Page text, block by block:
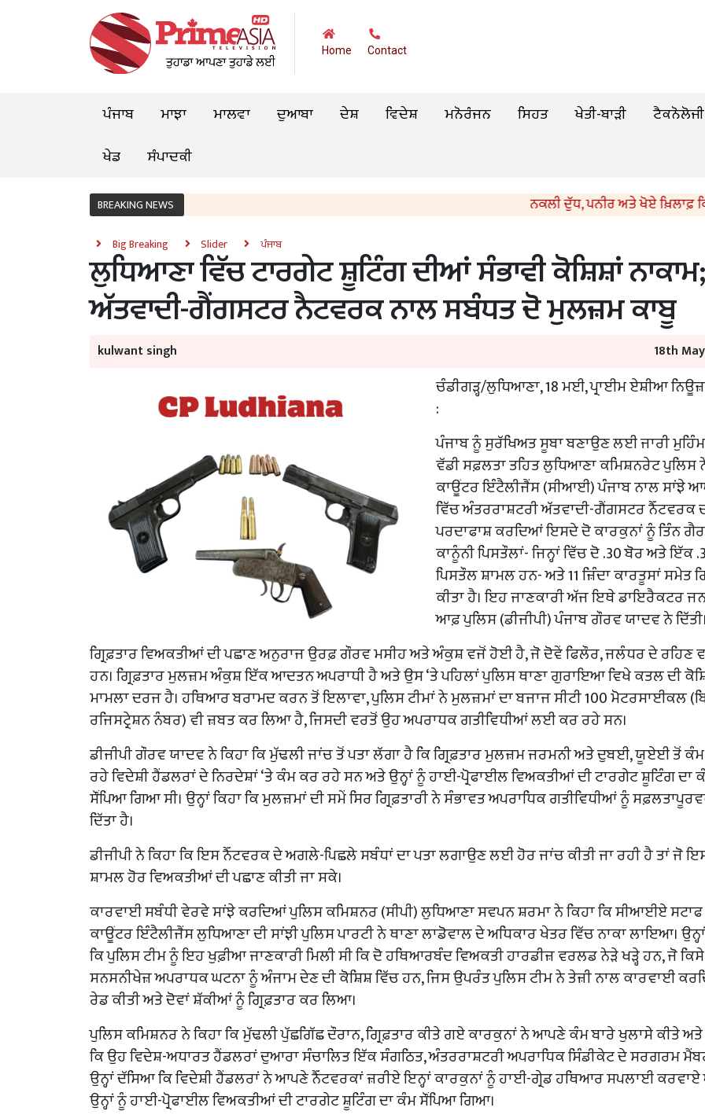
Home Contact
ਪੰਜਾਬ ਮਾਝਾ ਮਾਲਵਾ ਦੁਆਬਾ ਦੇਸ਼ ਵਿਦੇਸ਼ ਮਨੋਰੰਜਨ ਸਿਹਤ ਖੇਤੀ-ਬਾੜੀ ਟੈਕਨੋਲੋਜੀ
ਖੇਡ
ਸੰਪਾਦਕੀ
BREAKING NEWS ਨਕਲੀ ਦੁੱਧ, ਪਨੀਰ ਅਤੇ ਖੋਏ ਖ਼ਿਲਾਫ਼
Big Breaking Slider ਪੰਜਾਬ
ਲੁਧਿਆਣਾ ਵਿੱਚ ਟਾਰਗੇਟ ਸ਼ੂਟਿੰਗ ਦੀਆਂ ਸੰਭਾਵੀ ਕੋਸ਼ਿਸ਼ਾਂ ਨਾਕਾਮ;
ਅੱਤਵਾਦੀ-ਗੈਂਗਸਟਰ ਨੈਟਵਰਕ ਨਾਲ ਸਬੰਧਤ ਦੋ ਮੁਲਜ਼ਮ ਕਾਬੂ
kulwant singh 18th
ਚੰਡੀਗੜ੍ਹ/ਲੁਧਿਆਣਾ, 18 ਮਈ, ਪ੍ਰਾਈਮ ਏਸ਼ੀਆ
:
ਪੰਜਾਬ ਨੂੰ ਸੁਰੱਖਿਅਤ ਸੂਬਾ ਬਣਾਉਣ ਲਈ ਜਾਰੀ
ਵੱਡੀ ਸਫ਼ਲਤਾ ਤਹਿਤ ਲੁਧਿਆਣਾ ਕਮਿਸ਼ਨਰੇਟ ਪੁਲਿਸ
ਕਾਊਂਟਰ ਇੰਟੈਲੀਜੈਂਸ (ਸੀਆਈ) ਪੰਜਾਬ ਨਾਲ ਸਾਂਝੇ
ਵਿੱਚ ਅੰਤਰਰਾਸ਼ਟਰੀ ਅੱਤਵਾਦੀ-ਗੈਂਗਸਟਰ ਨੈੱਟਵਰਕ
ਪਰਦਾਫਾਸ਼ ਕਰਦਿਆਂ ਇਸਦੇ ਦੋ ਕਾਰਕੁਨਾਂ ਨੂੰ ਤਿੰਨ
ਕਾਨੂੰਨੀ ਪਿਸਤੌਲਾਂ- ਜਿਨ੍ਹਾਂ ਵਿੱਚ ਦੋ .30 ਬੋਰ ਅਤੇ ਇੱਕ
ਪਿਸਤੌਲ ਸ਼ਾਮਲ ਹਨ- ਅਤੇ 11 ਜ਼ਿੰਦਾ ਕਾਰਤੂਸਾਂ ਸਮੇਤ
ਕੀਤਾ ਹੈ। ਇਹ ਜਾਣਕਾਰੀ ਅੱਜ ਇਥੇ ਡਾਇਰੈਕਟਰ
ਆਫ਼ ਪੁਲਿਸ (ਡੀਜੀਪੀ) ਪੰਜਾਬ ਗੌਰਵ ਯਾਦਵ ਨੇ ਦਿੱਤੀ।
ਗ੍ਰਿਫ਼ਤਾਰ ਵਿਅਕਤੀਆਂ ਦੀ ਪਛਾਣ ਅਨੁਰਾਜ ਉਰਫ਼ ਗੌਰਵ ਮਸੀਹ ਅਤੇ ਅੰਕੁਸ਼ ਵਜੋਂ ਹੋਈ ਹੈ, ਜੋ ਦੋਵੇਂ ਫਿਲੌਰ, ਜਲੰਧਰ ਦੇ ਰਹਿਣ
ਹਨ। ਗ੍ਰਿਫ਼ਤਾਰ ਮੁਲਜ਼ਮ ਅੰਕੁਸ਼ ਇੱਕ ਆਦਤਨ ਅਪਰਾਧੀ ਹੈ ਅਤੇ ਉਸ ‘ਤੇ ਪਹਿਲਾਂ ਪੁਲਿਸ ਥਾਣਾ ਗੁਰਾਇਆ ਵਿਖੇ ਕਤਲ ਦੀ
ਮਾਮਲਾ ਦਰਜ ਹੈ। ਹਥਿਆਰ ਬਰਾਮਦ ਕਰਨ ਤੋਂ ਇਲਾਵਾ, ਪੁਲਿਸ ਟੀਮਾਂ ਨੇ ਮੁਲਜ਼ਮਾਂ ਦਾ ਬਜਾਜ ਸੀਟੀ 100 ਮੋਟਰਸਾਈਕਲ
ਰਜਿਸਟ੍ਰੇਸ਼ਨ ਨੰਬਰ) ਵੀ ਜ਼ਬਤ ਕਰ ਲਿਆ ਹੈ, ਜਿਸਦੀ ਵਰਤੋਂ ਉਹ ਅਪਰਾਧਕ ਗਤੀਵਿਧੀਆਂ ਲਈ ਕਰ ਰਹੇ ਸਨ।
ਡੀਜੀਪੀ ਗੌਰਵ ਯਾਦਵ ਨੇ ਕਿਹਾ ਕਿ ਮੁੱਢਲੀ ਜਾਂਚ ਤੋਂ ਪਤਾ ਲੱਗਾ ਹੈ ਕਿ ਗ੍ਰਿਫ਼ਤਾਰ ਮੁਲਜ਼ਮ ਜਰਮਨੀ ਅਤੇ ਦੁਬਈ, ਯੂਏਈ ਤੋਂ
ਰਹੇ ਵਿਦੇਸ਼ੀ ਹੈਂਡਲਰਾਂ ਦੇ ਨਿਰਦੇਸ਼ਾਂ ‘ਤੇ ਕੰਮ ਕਰ ਰਹੇ ਸਨ ਅਤੇ ਉਨ੍ਹਾਂ ਨੂੰ ਹਾਈ-ਪ੍ਰੋਫਾਈਲ ਵਿਅਕਤੀਆਂ ਦੀ ਟਾਰਗੇਟ ਸ਼ੂਟਿੰਗ ਦਾ
ਸੌਂਪਿਆ ਗਿਆ ਸੀ। ਉਨ੍ਹਾਂ ਕਿਹਾ ਕਿ ਮੁਲਜ਼ਮਾਂ ਦੀ ਸਮੇਂ ਸਿਰ ਗ੍ਰਿਫ਼ਤਾਰੀ ਨੇ ਸੰਭਾਵਤ ਅਪਰਾਧਿਕ ਗਤੀਵਿਧੀਆਂ ਨੂੰ
ਦਿੱਤਾ ਹੈ।
ਡੀਜੀਪੀ ਨੇ ਕਿਹਾ ਕਿ ਇਸ ਨੈੱਟਵਰਕ ਦੇ ਅਗਲੇ-ਪਿਛਲੇ ਸਬੰਧਾਂ ਦਾ ਪਤਾ ਲਗਾਉਣ ਲਈ ਹੋਰ ਜਾਂਚ ਕੀਤੀ ਜਾ ਰਹੀ ਹੈ ਤਾਂ ਜੋ
ਸ਼ਾਮਲ ਹੋਰ ਵਿਅਕਤੀਆਂ ਦੀ ਪਛਾਣ ਕੀਤੀ ਜਾ ਸਕੇ।
ਕਾਰਵਾਈ ਸਬੰਧੀ ਵੇਰਵੇ ਸਾਂਝੇ ਕਰਦਿਆਂ ਪੁਲਿਸ ਕਮਿਸ਼ਨਰ (ਸੀਪੀ) ਲੁਧਿਆਣਾ ਸਵਪਨ ਸ਼ਰਮਾ ਨੇ ਕਿਹਾ ਕਿ ਸੀਆਈਏ
ਕਾਊਂਟਰ ਇੰਟੈਲੀਜੈਂਸ ਲੁਧਿਆਣਾ ਦੀ ਸਾਂਝੀ ਪੁਲਿਸ ਪਾਰਟੀ ਨੇ ਥਾਣਾ ਲਾਡੋਵਾਲ ਦੇ ਅਧਿਕਾਰ ਖੇਤਰ ਵਿੱਚ ਨਾਕਾ ਲਾਇਆ।
ਕਿ ਪੁਲਿਸ ਟੀਮ ਨੂੰ ਇਹ ਖੁਫ਼ੀਆ ਜਾਣਕਾਰੀ ਮਿਲੀ ਸੀ ਕਿ ਦੋ ਹਥਿਆਰਬੰਦ ਵਿਅਕਤੀ ਹਾਰਡੀਜ਼ ਵਰਲਡ ਨੇੜੇ ਖੜ੍ਹੇ ਹਨ, ਜੋ ਕਿਸੇ
ਸਨਸਨੀਖੇਜ਼ ਅਪਰਾਧਕ ਘਟਨਾ ਨੂੰ ਅੰਜਾਮ ਦੇਣ ਦੀ ਕੋਸ਼ਿਸ਼ ਵਿੱਚ ਹਨ, ਜਿਸ ਉਪਰੰਤ ਪੁਲਿਸ ਟੀਮ ਨੇ ਤੇਜ਼ੀ ਨਾਲ ਕਾਰਵਾਈ
ਰੇਡ ਕੀਤੀ ਅਤੇ ਦੋਵਾਂ ਸ਼ੱਕੀਆਂ ਨੂੰ ਗ੍ਰਿਫ਼ਤਾਰ ਕਰ ਲਿਆ।
ਪੁਲਿਸ ਕਮਿਸ਼ਨਰ ਨੇ ਕਿਹਾ ਕਿ ਮੁੱਢਲੀ ਪੁੱਛਗਿੱਛ ਦੌਰਾਨ, ਗ੍ਰਿਫ਼ਤਾਰ ਕੀਤੇ ਗਏ ਕਾਰਕੁਨਾਂ ਨੇ ਆਪਣੇ ਕੰਮ ਬਾਰੇ ਖੁਲਾਸੇ ਕੀਤੇ
ਕਿ ਉਹ ਵਿਦੇਸ਼-ਅਧਾਰਤ ਹੈਂਡਲਰਾਂ ਦੁਆਰਾ ਸੰਚਾਲਿਤ ਇੱਕ ਸੰਗਠਿਤ, ਅੰਤਰਰਾਸ਼ਟਰੀ ਅਪਰਾਧਿਕ ਸਿੰਡੀਕੇਟ ਦੇ ਸਰਗਰਮ
ਉਨ੍ਹਾਂ ਦੱਸਿਆ ਕਿ ਵਿਦੇਸ਼ੀ ਹੈਂਡਲਰਾਂ ਨੇ ਆਪਣੇ ਨੈੱਟਵਰਕਾਂ ਜ਼ਰੀਏ ਇਨ੍ਹਾਂ ਕਾਰਕੁਨਾਂ ਨੂੰ ਹਾਈ-ਗ੍ਰੇਡ ਹਥਿਆਰ ਸਪਲਾਈ
ਉਨ੍ਹਾਂ ਨੂੰ ਹਾਈ-ਪ੍ਰੋਫਾਈਲ ਵਿਅਕਤੀਆਂ ਦੀ ਟਾਰਗੇਟ ਸ਼ੂਟਿੰਗ ਦਾ ਕੰਮ ਸੌਂਪਿਆ ਗਿਆ।